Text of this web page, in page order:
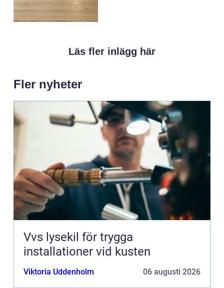
Läs fler inlägg här
Fler nyheter
Vvs lysekil för trygga
installationer vid kusten
Viktoria Uddenholm 06 augusti 2026